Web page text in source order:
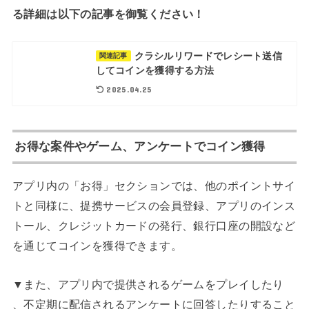
る詳細は以下の記事を御覧ください！
関連記事
クラシルリワードでレシート送信
してコインを獲得する方法
2025.04.25
お得な案件やゲーム、アンケートでコイン獲得
アプリ内の「お得」セクションでは、他のポイントサイ
トと同様に、提携サービスの会員登録、アプリのインス
トール、クレジットカードの発行、銀行口座の開設など
を通じてコインを獲得できます。
▼また、アプリ内で提供されるゲームをプレイしたり
、不定期に配信されるアンケートに回答したりすること